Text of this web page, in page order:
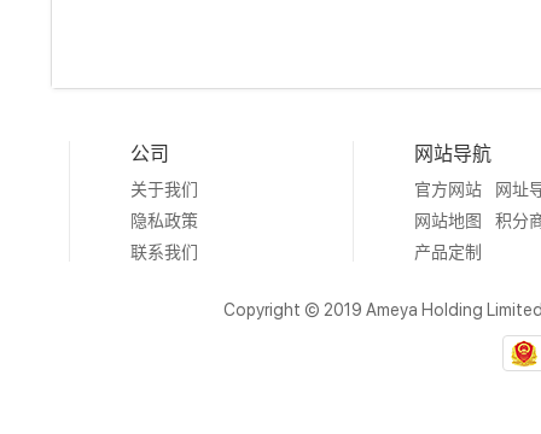
公司
关于我们
隐私政策
联系我们
网站导航
官方网站
网址
网站地图
积分
产品定制
Copyright © 2019 Ameya Holding